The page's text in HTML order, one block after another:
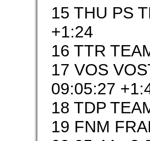
15 THU PS
+1:24
16 TTR
17 VOS
09:05:27
18 TDP
19 FNM